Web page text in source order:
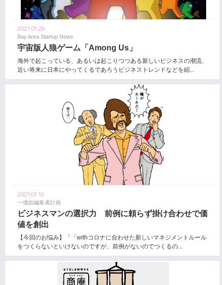
2021.01.29
Bay Area Startup News
宇宙版人狼ゲーム「Among Us」
海外で起こっている、あるいは起こりつつある新しいビジネスの潮流、
近い将来に日本にやってくるであろうビジネストレンドなどを紹...
2021.01.13
一億総編集者計画
ビジネスマンの選択力 前例に頼らず掛け合わせで価
値を創出
【今回のお悩み】「「withコロナに合わせた新しいマネジメントルール
をつくらないといけないのですが、前例がないのでつくるの...